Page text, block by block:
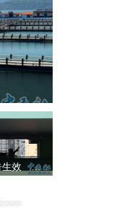
酷熱天氣警告生效 本港高溫持續至下周